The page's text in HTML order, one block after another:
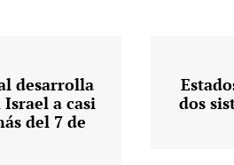
desarrolla
a casi
del 7 de
dos